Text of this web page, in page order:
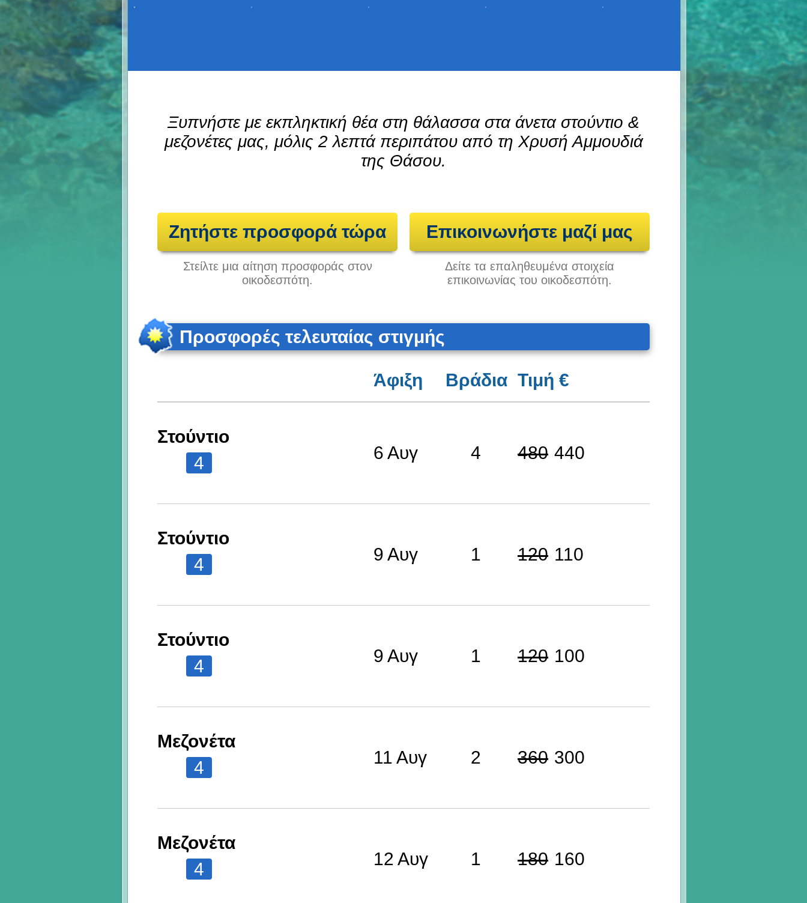
Ξυπνήστε με εκπληκτική θέα στη θάλασσα στα άνετα στούντιο &
μεζονέτες μας, μόλις 2 λεπτά περιπάτου από τη Χρυσή Αμμουδιά
της Θάσου.
Ζητήστε προσφορά τώρα
Στείλτε μια αίτηση προσφοράς στον
οικοδεσπότη.
Επικοινωνήστε μαζί μας
Δείτε τα επαληθευμένα στοιχεία
επικοινωνίας του οικοδεσπότη.
Προσφορές τελευταίας στιγμής
Άφιξη Βράδια Τιμή €
Στούντιο
4
6 Αυγ 4 480 440
Στούντιο
4
9 Αυγ 1 120 110
Στούντιο
4
9 Αυγ 1 120 100
Μεζονέτα
4
11 Αυγ 2 360 300
Μεζονέτα
4
12 Αυγ 1 180 160